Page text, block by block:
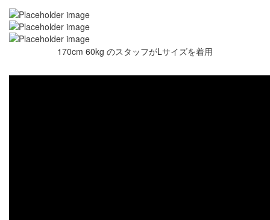
170cm 60kg のスタッフがLサイズを着用